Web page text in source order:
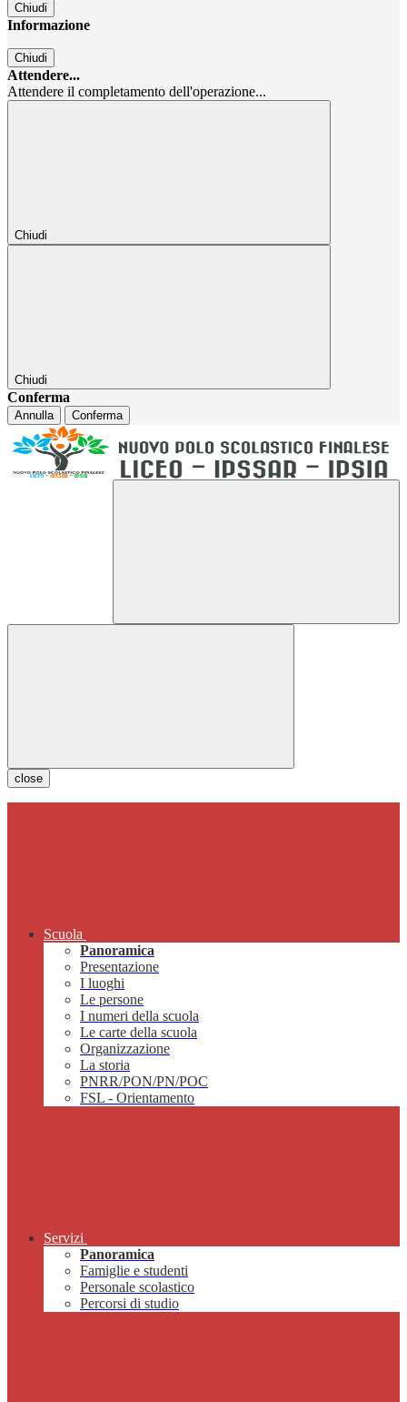
Chiudi
Informazione
Chiudi
Attendere...
Attendere il completamento dell'operazione...
Chiudi
Chiudi
Conferma
Annulla Conferma
close
Scuola
Panoramica
Presentazione
I luoghi
Le persone
I numeri della scuola
Le carte della scuola
Organizzazione
La storia
PNRR/PON/PN/POC
FSL - Orientamento
Servizi
Panoramica
Famiglie e studenti
Personale scolastico
Percorsi di studio